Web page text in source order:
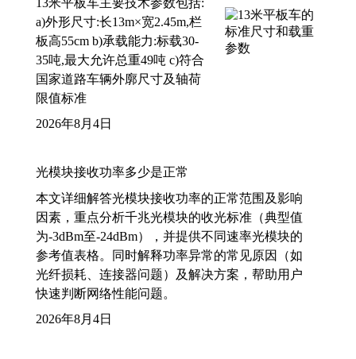
13米平板车主要技术参数包括:
a)外形尺寸:长13m×宽2.45m,栏
板高55cm b)承载能力:标载30-
35吨,最大允许总重49吨 c)符合
国家道路车辆外廓尺寸及轴荷
限值标准
2026年8月4日
光模块接收功率多少是正常
本文详细解答光模块接收功率的正常范围及影响
因素，重点分析千兆光模块的收光标准（典型值
为-3dBm至-24dBm），并提供不同速率光模块的
参考值表格。同时解释功率异常的常见原因（如
光纤损耗、连接器问题）及解决方案，帮助用户
快速判断网络性能问题。
2026年8月4日